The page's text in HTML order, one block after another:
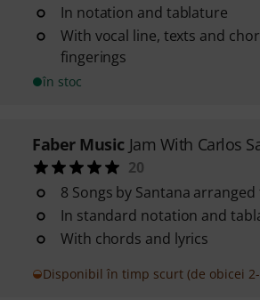
In notation and tablature
With vocal line, texts and
fingerings
în stoc
Faber Music Jam With Carlos
20
8 Songs by Santana
In standard notation and
With chords and lyrics
Disponibil în timp scurt (de obicei